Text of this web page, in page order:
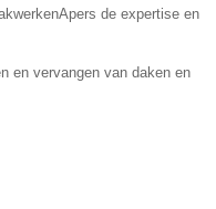
de expertise en
en vervangen van daken en